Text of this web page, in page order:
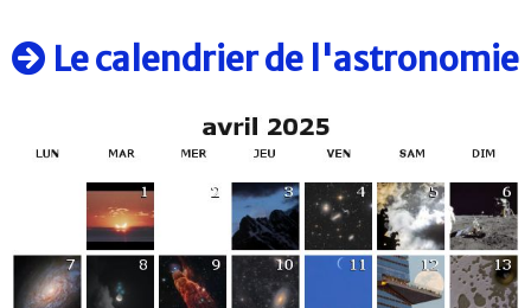
Le calendrier de l'astronomie